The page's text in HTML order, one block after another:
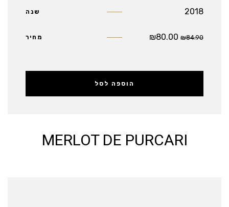
שנה 2018
מחיר ₪84.90
₪80.00
הוספה לסל
MERLOT DE PURCARI